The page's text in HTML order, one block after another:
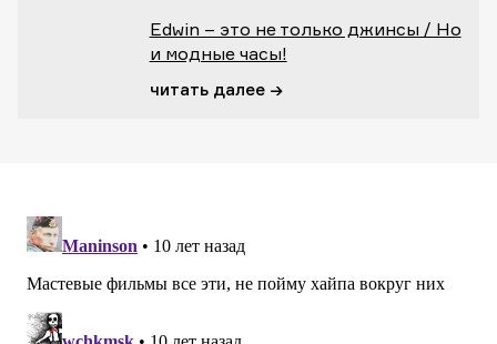
Edwin – это не только джинсы / Но
и модные часы!
читать далее →